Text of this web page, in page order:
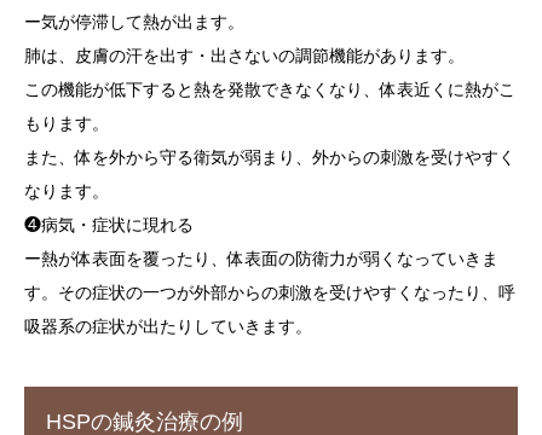
ー気が停滞して熱が出ます。
肺は、皮膚の汗を出す・出さないの調節機能があります。
この機能が低下すると熱を発散できなくなり、体表近くに熱がこ
もります。
また、体を外から守る衛気が弱まり、外からの刺激を受けやすく
なります。
❹病気・症状に現れる
ー熱が体表面を覆ったり、体表面の防衛力が弱くなっていきま
す。その症状の一つが外部からの刺激を受けやすくなったり、呼
吸器系の症状が出たりしていきます。
HSPの鍼灸治療の例